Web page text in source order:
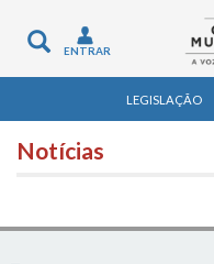
Toggle
navigation
ENTRAR
LEGISLAÇÃO
Notícias